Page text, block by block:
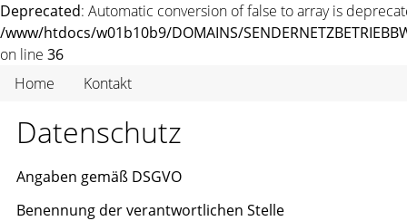
Deprecated: Automatic conversion of false to array is
/www/htdocs/w01b10b9/DOMAINS/
on line 36
Home
Kontakt
Datenschutz
Angaben gemäß DSGVO
Benennung der verantwortlichen Stelle